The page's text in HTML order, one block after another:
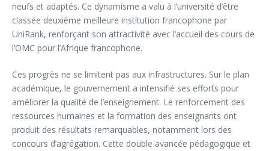
neufs et adaptés. Ce dynamisme a valu à l’université d’être
classée deuxième meilleure institution francophone par
UniRank, renforçant son attractivité avec l’accueil des cours de
l’OMC pour l’Afrique francophone.
Ces progrès ne se limitent pas aux infrastructures. Sur le plan
académique, le gouvernement a intensifié ses efforts pour
améliorer la qualité de l’enseignement. Le renforcement des
ressources humaines et la formation des enseignants ont
produit des résultats remarquables, notamment lors des
concours d’agrégation. Cette double avancée pédagogique et